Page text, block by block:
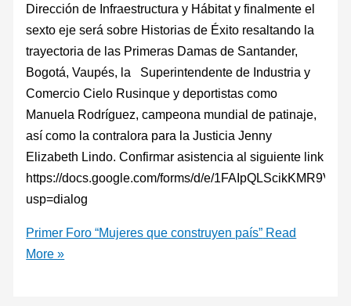
Dirección de Infraestructura y Hábitat y finalmente el
sexto eje será sobre Historias de Éxito resaltando la
trayectoria de las Primeras Damas de Santander,
Bogotá, Vaupés, la Superintendente de Industria y
Comercio Cielo Rusinque y deportistas como
Manuela Rodríguez, campeona mundial de patinaje,
así como la contralora para la Justicia Jenny
Elizabeth Lindo. Confirmar asistencia al siguiente link
https://docs.google.com/forms/d/e/
usp=dialog
Primer Foro “Mujeres que construyen país” Read
More »